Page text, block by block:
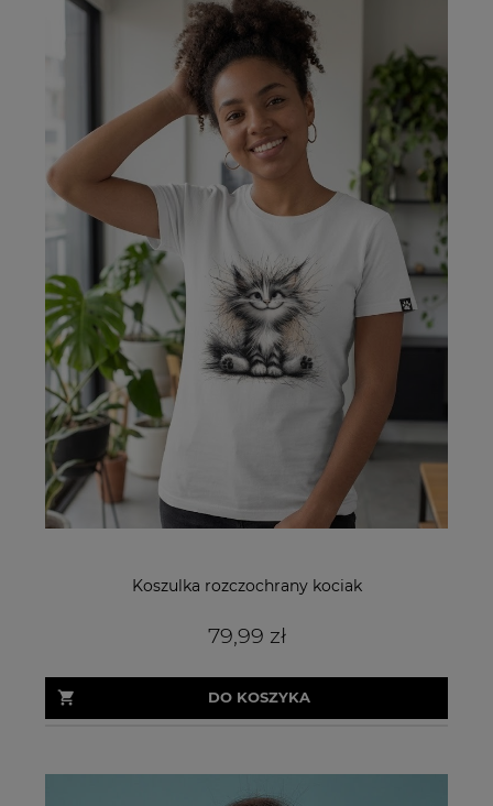
Koszulka rozczochrany kociak
79,99 zł
DO KOSZYKA